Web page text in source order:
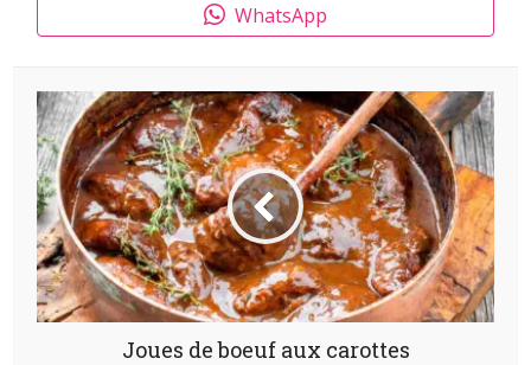
WhatsApp
Joues de boeuf aux carottes